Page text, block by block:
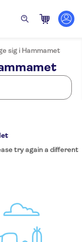
sig i Hammamet
try again a different